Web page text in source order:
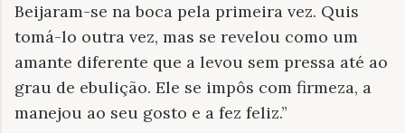
Beijaram-se na boca pela primeira vez. Quis
tomá-lo outra vez, mas se revelou como um
amante diferente que a levou sem pressa até ao
grau de ebulição. Ele se impôs com firmeza, a
manejou ao seu gosto e a fez feliz.”